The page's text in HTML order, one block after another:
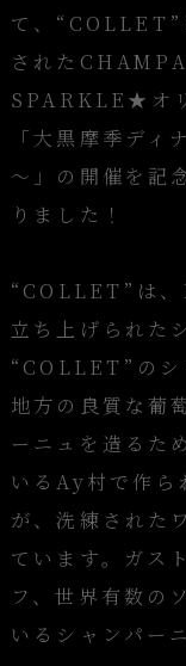
て、“COLLET”
された
SPARKLE★オ
「大黒摩季デ
～」の開催を記
りました！
“COLLET”は、
立ち上げられた
“COLLET”のシ
地方の良質な葡
ーニュを造るた
いるAy村で作ら
が、洗練された
ています。ガス
フ、世界有数の
いるシャンパー